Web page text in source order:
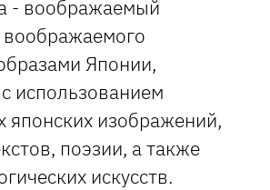
- воображаемый
воображаемого
Японии,
использованием
японских изображений,
поэзии, а также
искусств.